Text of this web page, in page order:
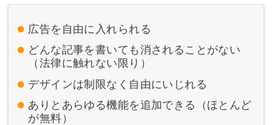
広告を自由に入れられる
どんな記事を書いても消されることがない
（法律に触れない限り）
デザインは制限なく自由にいじれる
ありとあらゆる機能を追加できる（ほとんど
が無料）